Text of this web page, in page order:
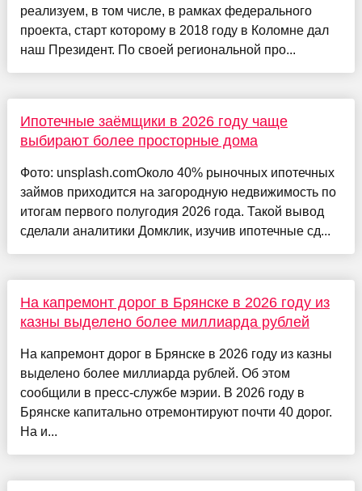
реализуем, в том числе, в рамках федерального
проекта, старт которому в 2018 году в Коломне дал
наш Президент. По своей региональной про...
Ипотечные заёмщики в 2026 году чаще
выбирают более просторные дома
Фото: unsplash.comОколо 40% рыночных ипотечных
займов приходится на загородную недвижимость по
итогам первого полугодия 2026 года. Такой вывод
сделали аналитики Домклик, изучив ипотечные сд...
На капремонт дорог в Брянске в 2026 году из
казны выделено более миллиарда рублей
На капремонт дорог в Брянске в 2026 году из казны
выделено более миллиарда рублей. Об этом
сообщили в пресс-службе мэрии. В 2026 году в
Брянске капитально отремонтируют почти 40 дорог.
На и...